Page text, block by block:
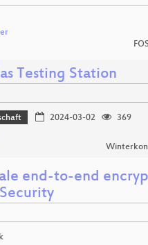
Testing Station
2024-03-02
369
end-to-end